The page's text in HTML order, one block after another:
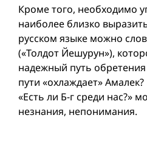
Кроме того, необходимо
наиболее близко
русском языке можно
(«Толдот Йешурун»),
надежный путь
пути «охлаждает»
«Есть ли Б-г среди нас?»
незнания, непонимания.